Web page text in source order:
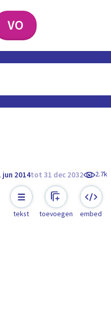
VO
jun 2014tot 31 dec 2032 2.7k
tekst toevoegen embed